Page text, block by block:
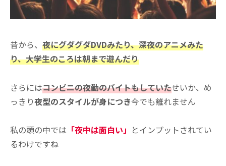
昔から、 夜にグダグダDVDみたり、深夜のアニメみた
り、大学生のころは朝まで遊んだり
さらにはコンビニの夜勤のバイトもしていたせいか、め
っきり夜型のスタイルが身につき今でも離れません
私の頭の中では 「夜中は面白い」 とインプットされてい
るわけですね